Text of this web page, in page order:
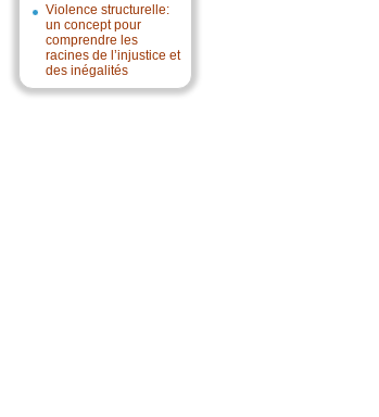
Violence structurelle:
un concept pour
comprendre les
racines de l’injustice et
des inégalités